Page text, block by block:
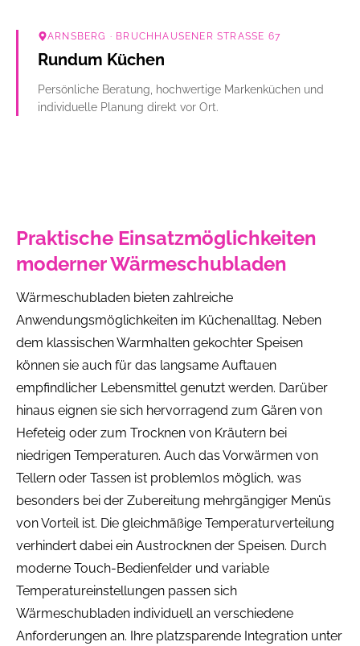
ARNSBERG · BRUCHHAUSENER STRASSE 67
Rundum Küchen
Persönliche Beratung, hochwertige Markenküchen und
individuelle Planung direkt vor Ort.
Praktische Einsatzmöglichkeiten
moderner Wärmeschubladen
Wärmeschubladen bieten zahlreiche
Anwendungsmöglichkeiten im Küchenalltag. Neben
dem klassischen Warmhalten gekochter Speisen
können sie auch für das langsame Auftauen
empfindlicher Lebensmittel genutzt werden. Darüber
hinaus eignen sie sich hervorragend zum Gären von
Hefeteig oder zum Trocknen von Kräutern bei
niedrigen Temperaturen. Auch das Vorwärmen von
Tellern oder Tassen ist problemlos möglich, was
besonders bei der Zubereitung mehrgängiger Menüs
von Vorteil ist. Die gleichmäßige Temperaturverteilung
verhindert dabei ein Austrocknen der Speisen. Durch
moderne Touch-Bedienfelder und variable
Temperatureinstellungen passen sich
Wärmeschubladen individuell an verschiedene
Anforderungen an. Ihre platzsparende Integration unter